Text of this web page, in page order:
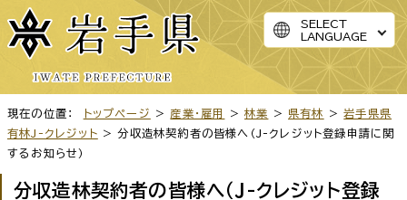
SELECT
LANGUAGE
現在の位置： トップページ > 産業・雇用 >林業 > 県有林 >岩手県県
有林J-クレジット > 分収造林契約者の皆様へ（J-クレジット登録申請に関
するお知らせ）
分収造林契約者の皆様へ（J-クレジット登録